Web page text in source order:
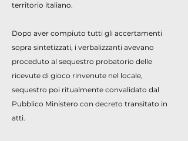
territorio italiano.
Dopo aver compiuto tutti gli accertamenti
sopra sintetizzati, i verbalizzanti avevano
proceduto al sequestro probatorio delle
ricevute di gioco rinvenute nel locale,
sequestro poi ritualmente convalidato dal
Pubblico Ministero con decreto transitato in
atti.